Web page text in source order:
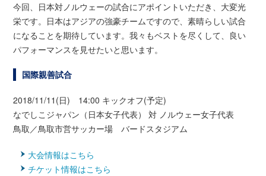
今回、日本対ノルウェーの試合にアポイントいただき、大変光
栄です。日本はアジアの強豪チームですので、素晴らしい試合
になることを期待しています。我々もベストを尽くして、良い
パフォーマンスを見せたいと思います。
国際親善試合
2018/11/11(日) 14:00 キックオフ(予定)
なでしこジャパン（日本女子代表） 対 ノルウェー女子代表
鳥取／鳥取市営サッカー場 バードスタジアム
大会情報はこちら
チケット情報はこちら